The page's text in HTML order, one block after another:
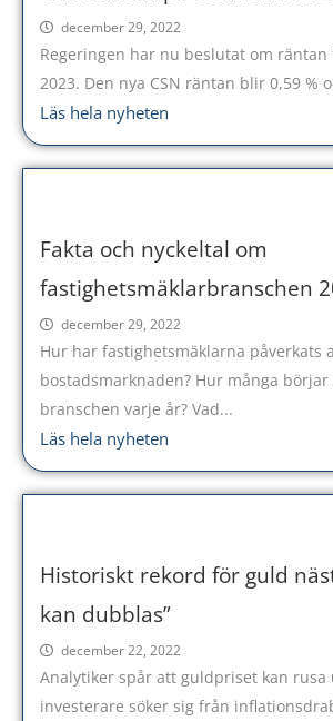
december 29, 2022
Regeringen har nu beslutat om
2023. Den nya CSN räntan blir 0,59 %
Läs hela nyheten
Fakta och nyckeltal om
fastighetsmäklarbranschen
december 29, 2022
Hur har fastighetsmäklarna påverkats
bostadsmarknaden? Hur många
branschen varje år? Vad...
Läs hela nyheten
Historiskt rekord för guld
kan dubblas”
december 22, 2022
Analytiker spår att guldpriset kan rusa
investerare söker sig från